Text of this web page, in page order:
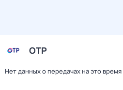
ОТР
Нет данных о передачах на это время